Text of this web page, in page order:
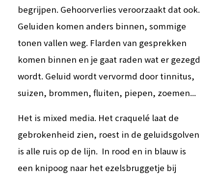
begrijpen. Gehoorverlies veroorzaakt dat ook.
Geluiden komen anders binnen, sommige
tonen vallen weg. Flarden van gesprekken
komen binnen en je gaat raden wat er gezegd
wordt. Geluid wordt vervormd door tinnitus,
suizen, brommen, fluiten, piepen, zoemen...
Het is mixed media. Het craquelé laat de
gebrokenheid zien, roest in de geluidsgolven
is alle ruis op de lijn. In rood en in blauw is
een knipoog naar het ezelsbruggetje bij